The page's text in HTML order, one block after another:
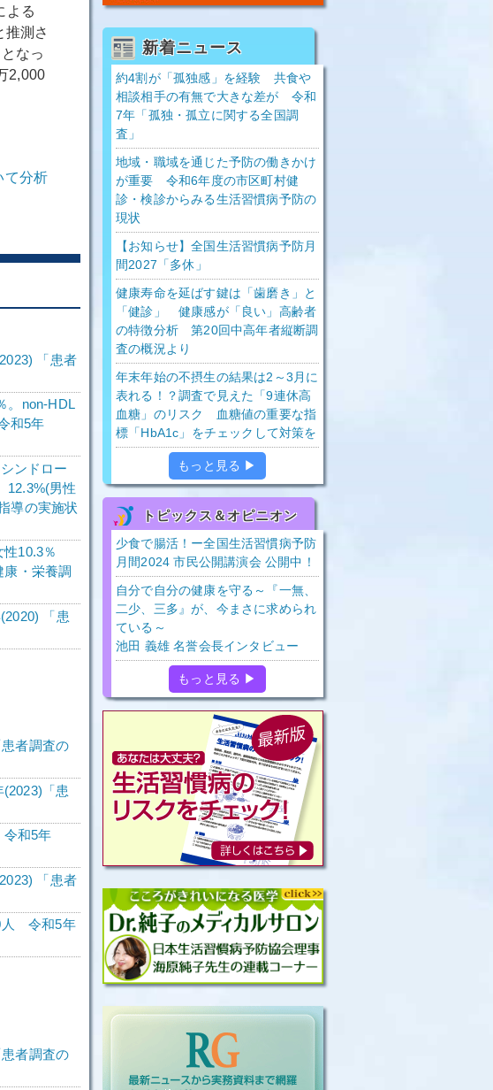
よる
推測さ
なっ
2,000
て分析
「患者
。non-HDL
和5年
ンドロー
12.3%(男性
導の実施状
性10.3％
康・栄養調
「患
者調査の
「患
和5年
「患者
人 令和5年
者調査の
新着ニュース
約4割が「孤独感」を経験 共食や
相談相手の有無で大きな差が 令和
7年「孤独・孤立に関する全国調
査」
地域・職域を通じた予防の働きかけ
が重要 令和6年度の市区町村健
診・検診からみる生活習慣病予防の
現状
【お知らせ】全国生活習慣病予防月
間2027「多休」
健康寿命を延ばす鍵は「歯磨き」と
「健診」 健康感が「良い」高齢者
の特徴分析 第20回中高年者縦断調
査の概況より
年末年始の不摂生の結果は2～3月に
表れる！？調査で見えた「9連休高
血糖」のリスク 血糖値の重要な指
標「HbA1c」をチェックして対策を
もっと見る ▶
トピックス＆オピニオン
少食で腸活！ー全国生活習慣病予防
月間2024 市民公開講演会 公開中！
自分で自分の健康を守る～『一無、
二少、三多』が、今まさに求められ
ている～
池田 義雄 名誉会長インタビュー
もっと見る ▶